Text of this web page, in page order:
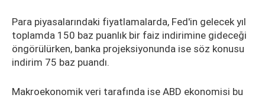
Para piyasalarındaki fiyatlamalarda, Fed'in gelecek yıl
toplamda 150 baz puanlık bir faiz indirimine gideceği
öngörülürken, banka projeksiyonunda ise söz konusu
indirim 75 baz puandı.
Makroekonomik veri tarafında ise ABD ekonomisi bu